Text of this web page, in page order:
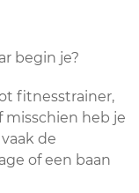
fitnesstrainer,
misschien heb je
de
of een baan